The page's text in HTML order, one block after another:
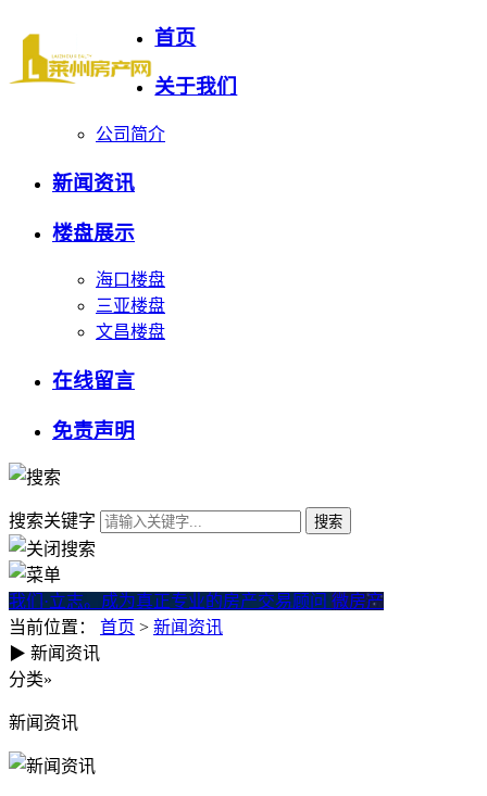
首页
关于我们
公司简介
新闻资讯
楼盘展示
海口楼盘
三亚楼盘
文昌楼盘
在线留言
免责声明
搜索关键字
我们·立志。成为真正专业的房产交易顾问 微房产
当前位置： 首页 > 新闻资讯
房屋修缮品牌营销新策略：从
▶ 新闻资讯
分类»
新闻资讯